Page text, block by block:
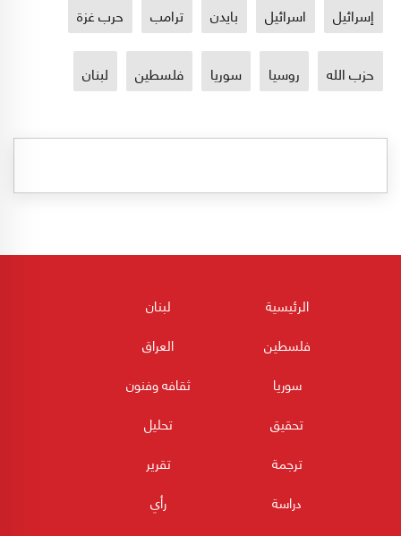
إسرائيل اسرائيل بايدن ترامب حرب غزة
حزب الله روسيا سوريا فلسطين لبنان
الرئيسية
لبنان
فلسطين
العراق
سوريا
ثقافه وفنون
تحقيق
تحليل
ترجمة
تقرير
دراسة
رأي